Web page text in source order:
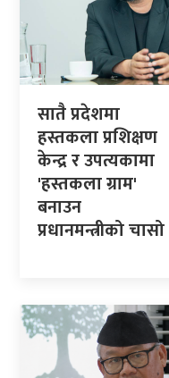
सातै प्रदेशमा
हस्तकला प्रशिक्षण
केन्द्र र उपत्यकामा
'हस्तकला ग्राम'
बनाउन
प्रधानमन्त्रीको चासो